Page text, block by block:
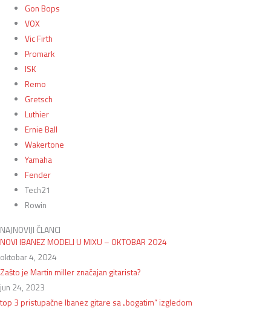
Gon Bops
VOX
Vic Firth
Promark
ISK
Remo
Gretsch
Luthier
Ernie Ball
Wakertone
Yamaha
Fender
Tech21
Rowin
NAJNOVIJI ČLANCI
NOVI IBANEZ MODELI U MIXU – OKTOBAR 2024
oktobar 4, 2024
Zašto je Martin miller značajan gitarista?
jun 24, 2023
top 3 pristupačne Ibanez gitare sa „bogatim“ izgledom